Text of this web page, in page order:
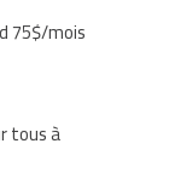
75$/mois
tous à